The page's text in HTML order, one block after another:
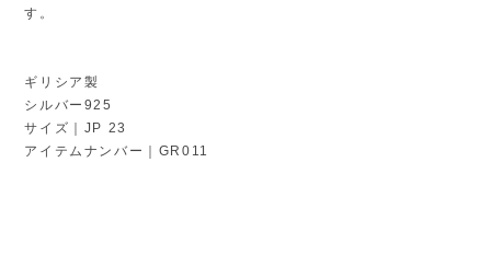
す。
ギリシア製
シルバー925
サイズ｜JP 23
アイテムナンバー｜GR011